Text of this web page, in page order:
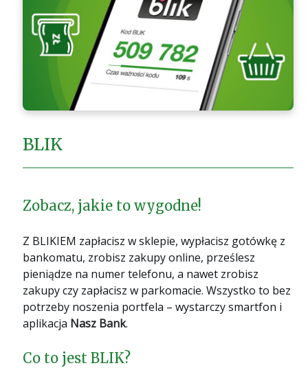
BLIK
Zobacz, jakie to wygodne!
Z BLIKIEM zapłacisz w sklepie, wypłacisz gotówkę z
bankomatu, zrobisz zakupy online, prześlesz
pieniądze na numer telefonu, a nawet zrobisz
zakupy czy zapłacisz w parkomacie. Wszystko to bez
potrzeby noszenia portfela – wystarczy smartfon i
aplikacja Nasz Bank.
Co to jest BLIK?